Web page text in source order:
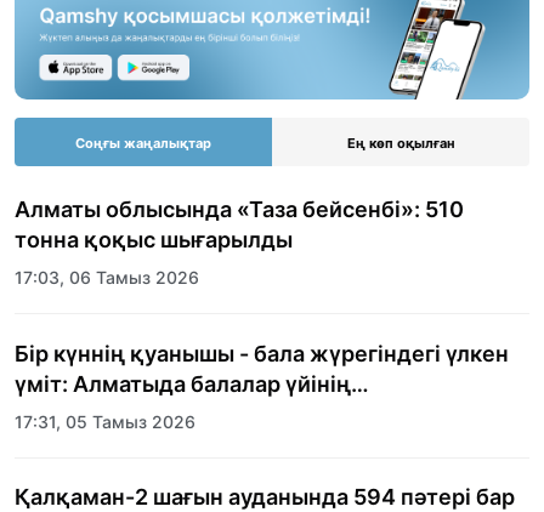
Соңғы жаңалықтар Ең көп оқылған
Алматы облысында «Таза бейсенбі»: 510
тонна қоқыс шығарылды
17:03, 06 Тамыз 2026
Бір күннің қуанышы - бала жүрегіндегі үлкен
үміт: Алматыда балалар үйінің
тәрбиеленушілеріне мерекелік күн
17:31, 05 Тамыз 2026
Қалқаман-2 шағын ауданында 594 пәтері бар